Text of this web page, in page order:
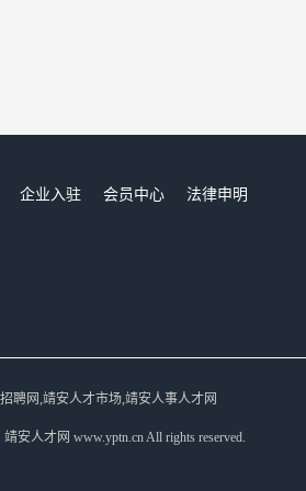
企业入驻 会员中心
法律申明
聘网,靖安人才市场,靖安人事人才网
安人才网 www.yptn.cn All rights reserved.